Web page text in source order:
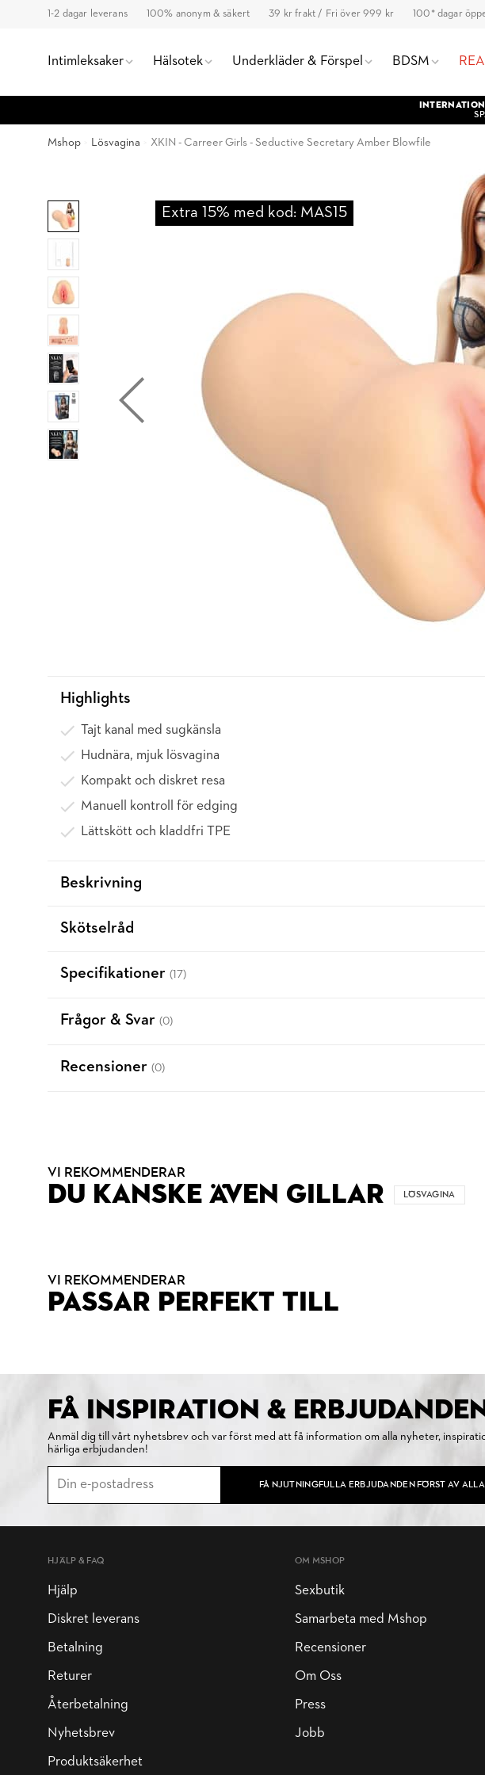
1-2 dagar leverans 100% anonym & säkert 39 kr frakt / Fri över 999 kr 100* dagar
Intimleksaker Hälsotek Underkläder & Förspel BDSM REA
Mshop Lösvagina XKIN - Carreer Girls - Seductive Secretary Amber Blowfile
Extra 15% med kod: MAS15
Highlights
Tajt kanal med sugkänsla
Hudnära, mjuk lösvagina
Kompakt och diskret resa
Manuell kontroll för edging
Lättskött och kladdfri TPE
Beskrivning
Skötselråd
Specifikationer (17)
Frågor & Svar (0)
Recensioner (0)
VI REKOMMENDERAR
DU KANSKE ÄVEN GILLAR LÖSVAGINA
VI REKOMMENDERAR
PASSAR PERFEKT TILL
FÅ INSPIRATION &
Anmäl dig till vårt nyhetsbrev och var först med att få information om alla nyheter,
härliga erbjudanden!
FÅ NJUTNINGFULLA ERBJUDANDEN FÖRST AV ALLA
HJÄLP & FAQ
Hjälp
Diskret leverans
Betalning
Returer
Återbetalning
Nyhetsbrev
Produktsäkerhet
OM MSHOP
Sexbutik
Samarbeta med Mshop
Recensioner
Om Oss
Press
Jobb